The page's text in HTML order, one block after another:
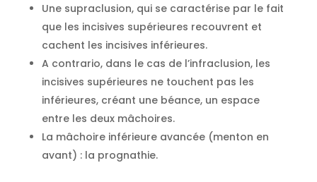
Une supraclusion, qui se caractérise par le fait
que les incisives supérieures recouvrent et
cachent les incisives inférieures.
A contrario, dans le cas de l’infraclusion, les
incisives supérieures ne touchent pas les
inférieures, créant une béance, un espace
entre les deux mâchoires.
La mâchoire inférieure avancée (menton en
avant) : la prognathie.